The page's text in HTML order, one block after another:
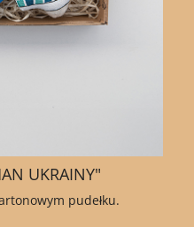
UKRAINY"
pudełku.